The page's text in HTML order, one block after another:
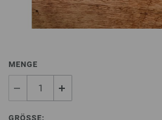
MENGE
GRÖSSE: